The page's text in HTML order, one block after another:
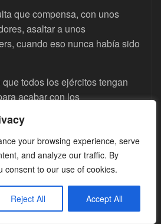
your browsing experience, serve
and analyze our traffic. By
consent to our use of cookies.
Reject All Accept All
que compensa, con unos
asaltar a unos
cuando eso nunca había sido
todos los ejércitos tengan
acabar con los
a los veteranos con rifles de
sino que los Genestealers
tienen que ser: máquinas de
capaces de acabar con
como han sido siempre.